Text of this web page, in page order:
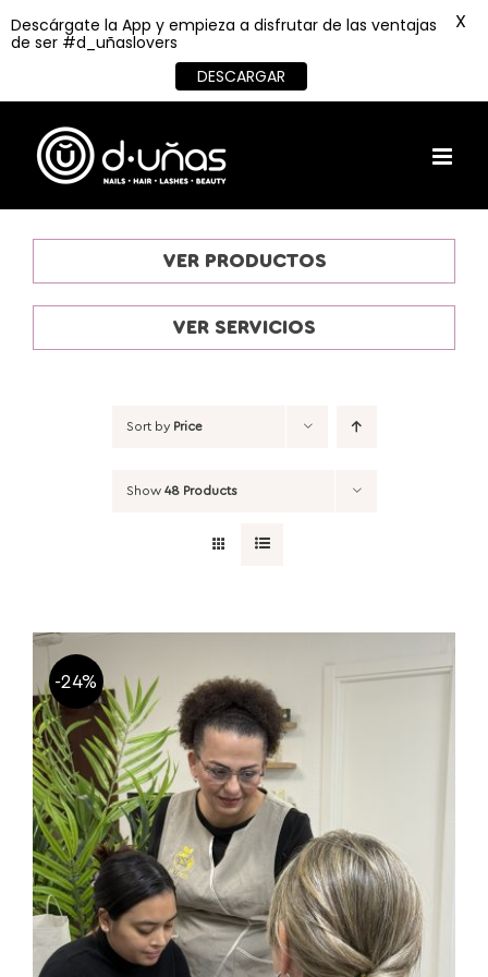
content
VER PRODUCTOS
VER SERVICIOS
Sort by Price
Show 48 Products
-24%
Descárgate la App y empieza a disfrutar de las ventajas
de ser #d_uñaslovers
DESCARGAR
X